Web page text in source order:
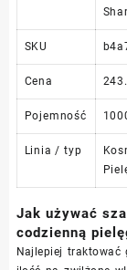
SKU
Cena
Pojemność
Linia / typ
Jak używać
codzienną
Najlepiej traktować